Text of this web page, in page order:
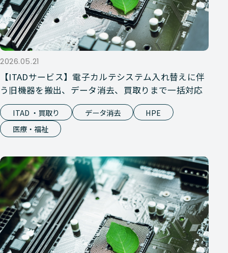
2026.05.21
【ITADサービス】電子カルテシステム入れ替えに伴
う旧機器を搬出、データ消去、買取りまで一括対応
ITAD ・買取り データ消去
HPE
医療・福祉